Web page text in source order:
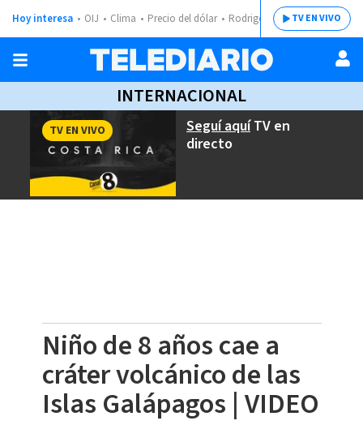
Hoy interesa OIJ Clima Precio del dólar Rodrigo ChavesTV EN VIVO
INTERNACIONAL
Seguí aquíTV en
directo
TV EN VIVO
Niño de 8 años cae a
cráter volcánico de las
Islas Galápagos | VIDEO